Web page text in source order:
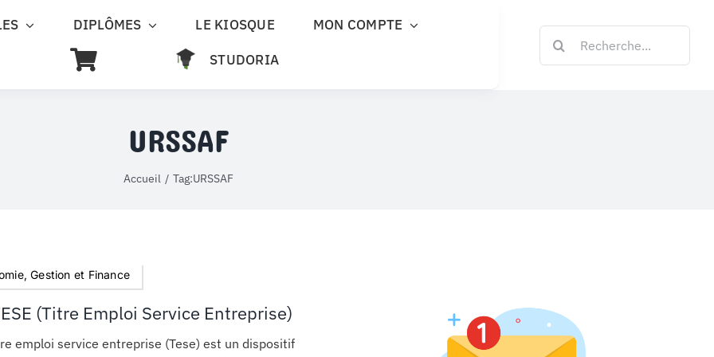
DIPLÔMES LE KIOSQUE
MON COMPTE
STUDORIA
URSSAF
Accueil Tag:URSSAF
Gestion et Finance
(Titre Emploi Service Entreprise)
emploi service entreprise (Tese) est un dispositif